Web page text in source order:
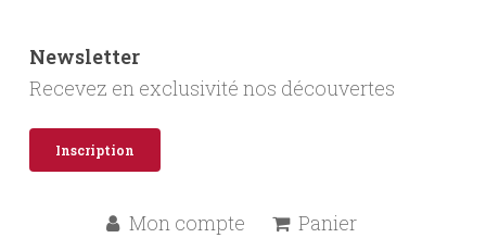
Newsletter
Recevez en exclusivité nos découvertes
Inscription
Mon compte Panier